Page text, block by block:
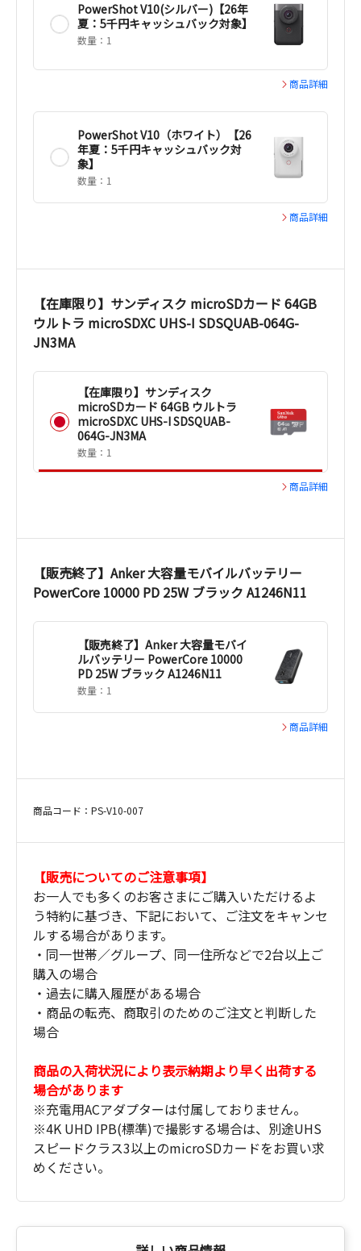
PowerShot V10(シルバー)【26年
夏：5千円キャッシュバック対象】
数量：1
商品詳細
PowerShot V10（ホワイト）【26
年夏：5千円キャッシュバック対
象】
数量：1
商品詳細
【在庫限り】サンディスク microSDカード 64GB
ウルトラ microSDXC UHS-I SDSQUAB-064G-
JN3MA
【在庫限り】サンディスク
microSDカード 64GB ウルトラ
microSDXC UHS-I SDSQUAB-
064G-JN3MA
数量：1
商品詳細
【販売終了】Anker 大容量モバイルバッテリー
PowerCore 10000 PD 25W ブラック A1246N11
【販売終了】Anker 大容量モバイ
ルバッテリー PowerCore 10000
PD 25W ブラック A1246N11
数量：1
商品詳細
商品コード：PS-V10-007
【販売についてのご注意事項】
お一人でも多くのお客さまにご購入いただけるよ
う特約に基づき、下記において、ご注文をキャンセ
ルする場合があります。
・同一世帯／グループ、同一住所などで2台以上ご
購入の場合
・過去に購入履歴がある場合
・商品の転売、商取引のためのご注文と判断した
場合
商品の入荷状況により表示納期より早く出荷する
場合があります
※充電用ACアダプターは付属しておりません。
※4K UHD IPB(標準)で撮影する場合は、別途UHS
スピードクラス3以上のmicroSDカードをお買い求
めください。